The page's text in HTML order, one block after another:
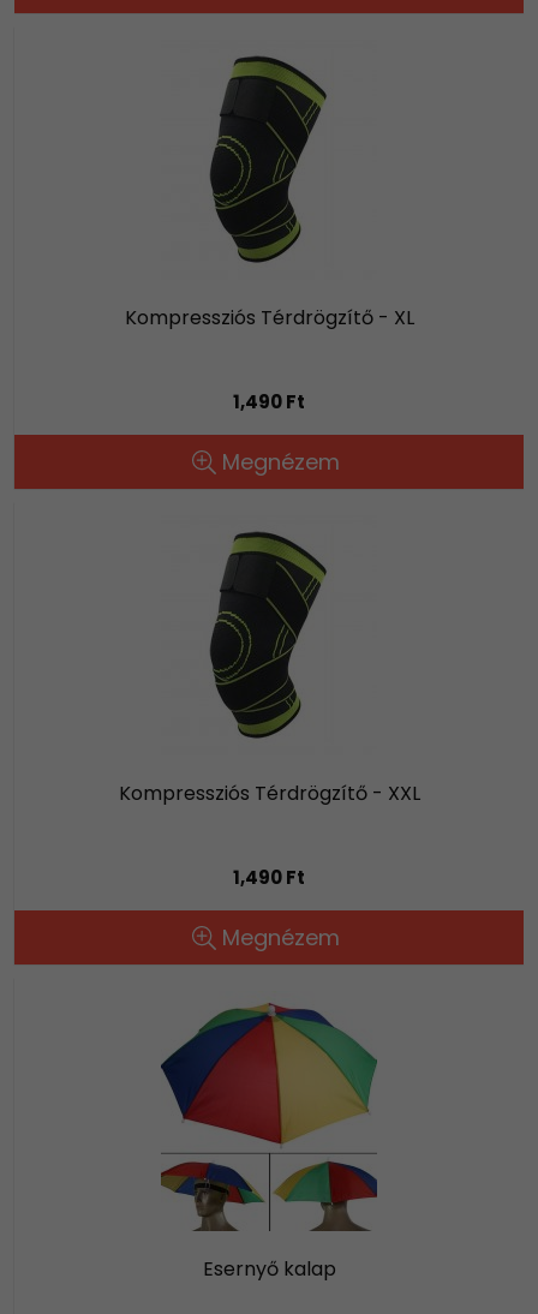
Kompressziós Térdrögzítő - XL
1,490 Ft
Megnézem
Kompressziós Térdrögzítő - XXL
1,490 Ft
Megnézem
Esernyő kalap